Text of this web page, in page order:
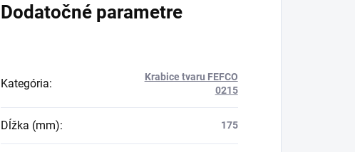
Dodatočné parametre
Kategória:
Krabice tvaru FEFCO
0215
Dĺžka (mm): 175